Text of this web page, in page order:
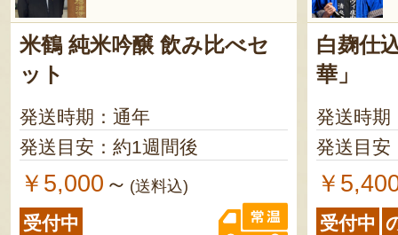
米鶴 純米吟醸 飲み比べセ
ット
発送時期：通年
発送目安：約1週間後
￥5,000 ～ (送料込)
受付中
白麹仕
華」
発送時期
発送目安
￥
受付中